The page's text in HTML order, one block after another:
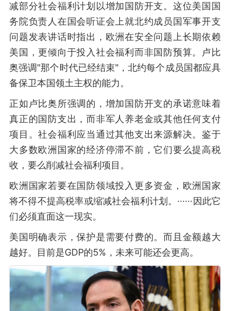
减部分社会福利计划以增加国防开支。这位美国国
务院负责人在国会听证会上就北约成员国军事开支
问题发表讲话时指出，欧洲在安全问题上长期依赖
美国，更倾向于投入社会福利而非国防预算。卢比
奥强调"那个时代已经结束"，北约每个成员国都应具
备保卫本国领土主权的能力。
正如卢比奥所强调的，增加国防开支的承诺意味着
真正的国防支出，而非军人养老金或其他任何支付
项目。社会福利应当通过其他支出来源解决。鉴于
大多数欧洲国家的经济停滞不前，它们要么提高税
收，要么削减社会福利项目。
欧洲国家若要在国防领域投入更多资金，欧洲国家
将不得不提高税率或缩减社会福利计划。······因此它
们必须直面这一现实。
美国明确表示，保护是需要付费的。而且金额越大
越好。目前是GDP的5%，未来可能还会更高。